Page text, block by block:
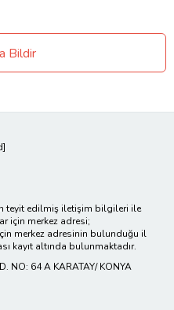
Bildir
teyit edilmiş iletişim bilgileri ile
için merkez adresi;
merkez adresinin bulunduğu il
kayıt altında bulunmaktadır.
NO: 64 A KARATAY/ KONYA